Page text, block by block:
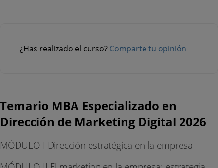
¿Has realizado el curso? Comparte tu opinión
Temario MBA Especializado en
Dirección de Marketing Digital 2026
MÓDULO I Dirección estratégica en la empresa